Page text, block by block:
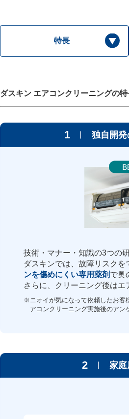
特長
ダスキン エアコンクリーニングの特
1 独自開
技術・マナー・知識の3つの
ダスキンでは、故障リスクを
ンを傷めにくい専用薬剤 で奥
さらに、クリーニング後はエ
※ニオイが気になって依頼したお客
アコンクリーニング実施後のアン
2 家庭